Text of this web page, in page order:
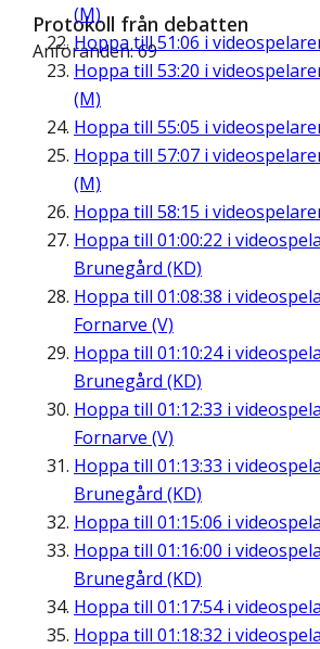
(M)
Hoppa till51:06 i
Hoppa till 53:20 i
(M)
Hoppa till 55:05 i
Hoppa till 57:07 i
(M)
Hoppa till 58:15 i
Hoppa till 01:00:22 i
Brunegård (KD)
Hoppa till 01:08:38 i
Fornarve (V)
Hoppa till 01:10:24i
Brunegård (KD)
Hoppa till 01:12:33 i
Fornarve (V)
Hoppa till 01:13:33 i
Brunegård (KD)
Hoppa till 01:15:06 i
Hoppa till 01:16:00 i
Brunegård (KD)
Hoppa till 01:17:54i
Hoppa till 01:18:32 i
Protokoll från debatten
Anföranden: 69